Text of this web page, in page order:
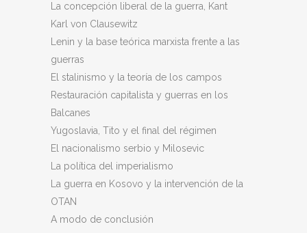
La concepción liberal de la guerra, Kant
Karl von Clausewitz
Lenin y la base teórica marxista frente a las
guerras
El stalinismo y la teoría de los campos
Restauración capitalista y guerras en los
Balcanes
Yugoslavia, Tito y el final del régimen
El nacionalismo serbio y Milosevic
La política del imperialismo
La guerra en Kosovo y la intervención de la
OTAN
A modo de conclusión